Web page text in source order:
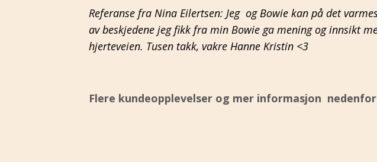
Referanse fra Nina Eilertsen: Jeg og Bowie kan på det
av beskjedene jeg fikk fra min Bowie ga mening og innsikt
hjerteveien. Tusen takk, vakre Hanne Kristin <3
Flere kundeopplevelser og mer informasjon